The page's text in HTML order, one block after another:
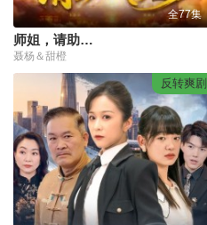
全77集
师姐，请助我修行
聂杨＆甜橙
反转爽剧